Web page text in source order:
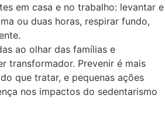
em casa e no trabalho: levantar e
ou duas horas, respirar fundo,
ao olhar das famílias e
transformador. Prevenir é mais
que tratar, e pequenas ações
nos impactos do sedentarismo